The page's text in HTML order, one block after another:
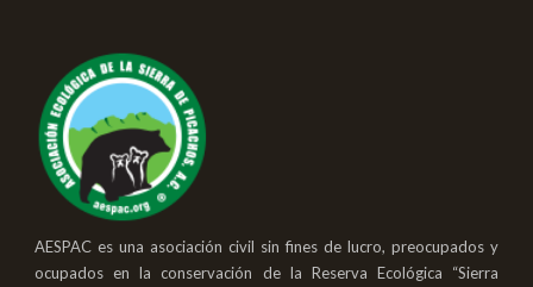
AESPAC es una asociación civil sin fines de lucro, preocupados y
ocupados en la conservación de la Reserva Ecológica “Sierra